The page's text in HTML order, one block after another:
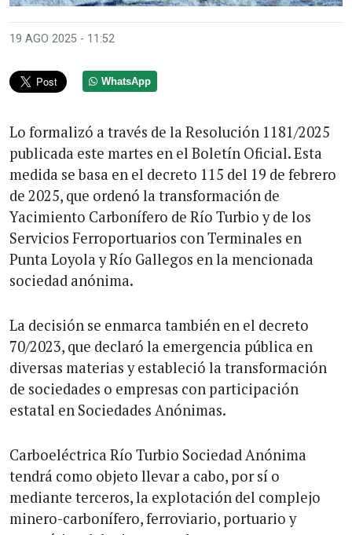
19 AGO 2025 - 11:52
WhatsApp
Lo formalizó a través de la Resolución 1181/2025
publicada este martes en el Boletín Oficial. Esta
medida se basa en el decreto 115 del 19 de febrero
de 2025, que ordenó la transformación de
Yacimiento Carbonífero de Río Turbio y de los
Servicios Ferroportuarios con Terminales en
Punta Loyola y Río Gallegos en la mencionada
sociedad anónima.
La decisión se enmarca también en el decreto
70/2023, que declaró la emergencia pública en
diversas materias y estableció la transformación
de sociedades o empresas con participación
estatal en Sociedades Anónimas.
Carboeléctrica Río Turbio Sociedad Anónima
tendrá como objeto llevar a cabo, por sí o
mediante terceros, la explotación del complejo
minero-carbonífero, ferroviario, portuario y